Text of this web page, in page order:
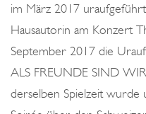
im März 2017
Hausautorin am Konzert
September 2017 die
ALS FREUNDE SIND
derselben Spielzeit wurde